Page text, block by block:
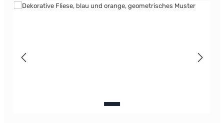
Bildergalerie überspringen